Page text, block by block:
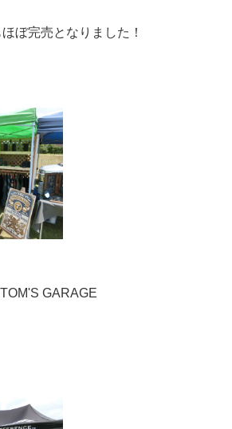
ぼ完売となりました！
GARAGE